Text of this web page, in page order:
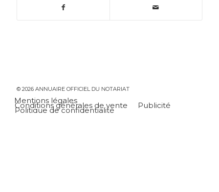
© 2026 ANNUAIRE OFFICIEL DU NOTARIAT
Mentions légales
Conditions générales de vente Publicité
Politique de confidentialité